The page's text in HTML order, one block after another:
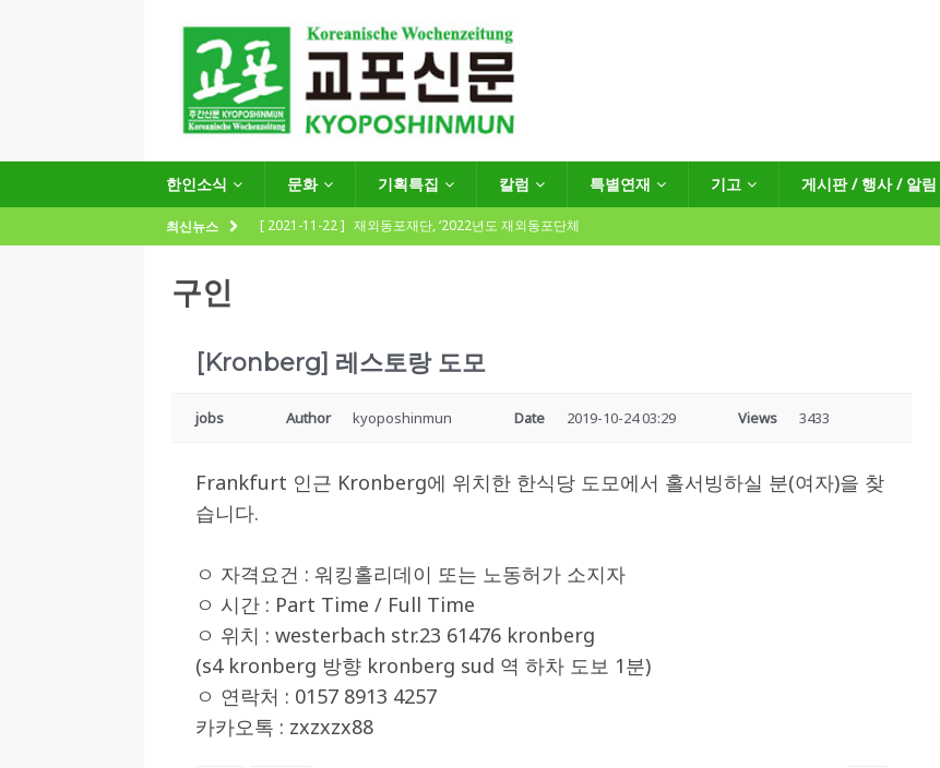
한인소식 문화 기획특집 칼럼 특별연재 기고 게시판 / 행사 / 알림
최신뉴스 [ 2021-11-22 ] 재외동포재단, ‘2022년도 재외동포단체
[ 2020-12-14 ] 코로나 확산세에 따른 독일 연방·주정부 조치현황
(12.14일 기준)
게시판 / 행사 / 알림
[ 2026-07-27 ] KIST 유럽연구소 30돌…“한-EU 협력 ‘가교’ 넘어 혁신 거점으로”
한인소식
[ 2026-07-20 ]
“정체성은 연결의 자산”… 독일 한인 차세대 협회(FLCG), 뮌헨 공대(TUM)서 화려한 출범
인소식
[ 2026-07-20 ] 김담예 아동을 소개 합니다.
사랑의 손길
[ 2022-03-20 ] 사진의 주인을 찾습니다.
구인
[Kronberg] 레스토랑 도모
jobs Author kyoposhinmun Date 2019-10-24 03:29 Views 3433
Frankfurt 인근 Kronberg에 위치한 한식당 도모에서 홀서빙하실 분(여자)을 찾
습니다.
ㅇ 자격요건 : 워킹홀리데이 또는 노동허가 소지자
ㅇ 시간 : Part Time / Full Time
ㅇ 위치 : westerbach str.23 61476 kronberg
(s4 kronberg 방향 kronberg s​ud 역 하차 도보 1분)
ㅇ 연락처 : 0157 8913 4257
카카오톡 : zxzxzx88